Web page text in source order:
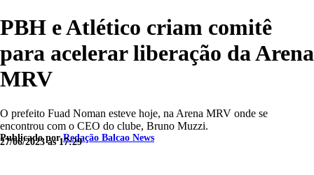
PBH e Atlético criam comitê
para acelerar liberação da Arena
MRV
O prefeito Fuad Noman esteve hoje, na Arena MRV onde se
encontrou com o CEO do clube, Bruno Muzzi.
Publicado porRedação Balcao News
27/06/2023 às 17:29